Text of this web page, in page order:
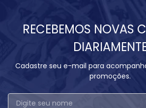
RECEBEMOS NOVAS
Cadastre seu e-mail para
promoções.